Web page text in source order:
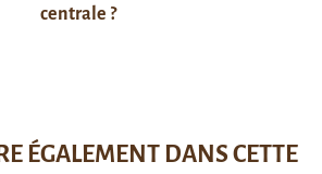
centrale ?
ÉGALEMENT DANS CETTE